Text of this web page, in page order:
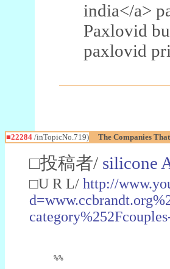
india</a>
Paxlovid
paxlovid
■22284 /inTopicNo.719) The Companies
□投稿者/ silicone
□U R L/ http://
%%